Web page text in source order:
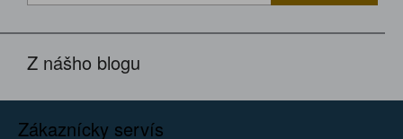
Z nášho blogu
Zákaznícky servís